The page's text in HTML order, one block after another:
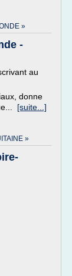
»
-
au
donne
[suite...]
»